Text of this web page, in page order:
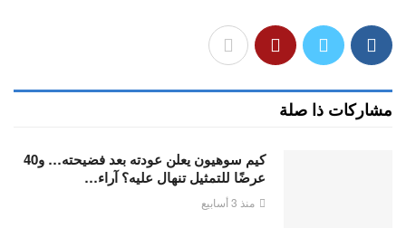
مشاركات ذا صلة
كيم سوهيون يعلن عودته بعد فضيحته… و40
عرضًا للتمثيل تنهال عليه؟ آراء…
منذ 3 أسابيع